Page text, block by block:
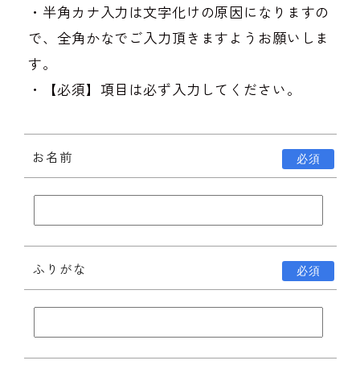
・半角カナ入力は文字化けの原因になりますの
で、全角かなでご入力頂きますようお願いしま
す。
・【必須】項目は必ず入力してください。
お名前 必須
ふりがな 必須